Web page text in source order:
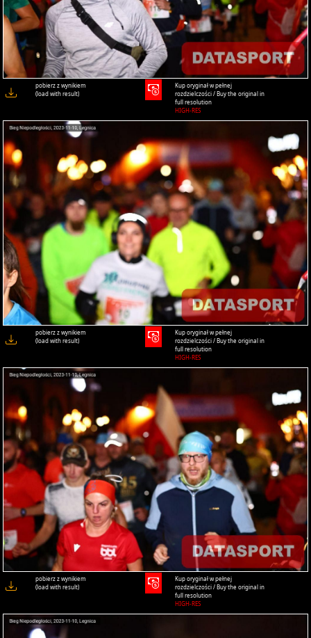
pobierz z wynikiem
(load with result)
Kup oryginał w pełnej
rozdzielczości / Buy the original in
full resolution
HIGH-RES
pobierz z wynikiem
(load with result)
Kup oryginał w pełnej
rozdzielczości / Buy the original in
full resolution
HIGH-RES
pobierz z wynikiem
(load with result)
Kup oryginał w pełnej
rozdzielczości / Buy the original in
full resolution
HIGH-RES